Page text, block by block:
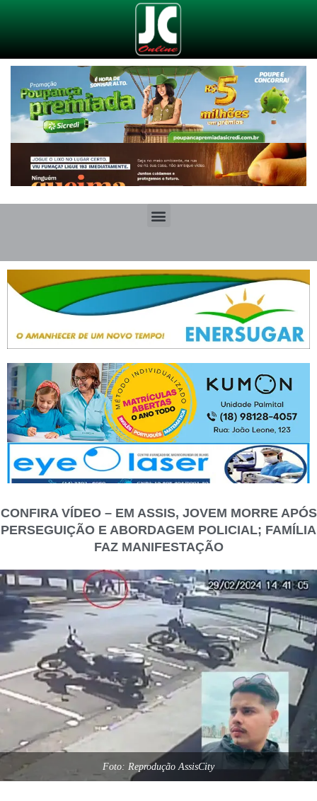
CONFIRA VÍDEO – EM ASSIS, JOVEM MORRE APÓS
PERSEGUIÇÃO E ABORDAGEM POLICIAL; FAMÍLIA
FAZ MANIFESTAÇÃO
Foto: Reprodução AssisCity